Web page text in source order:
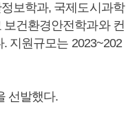
보학과, 국제도시과학
건환경안전학과와 컨
지원규모는 2023~202
선발했다.